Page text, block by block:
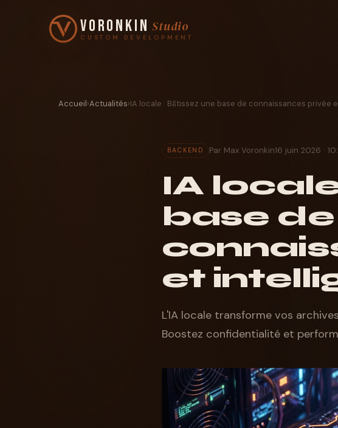
Voronkin Studio
CUSTOM DEVELOPMENT
Accueil›Actualités›IA locale : Bâtissez une base de connaissances privée
BACKEND Par Max Voronkin16 juin 2026 ·
IA
base de
et
L'IA locale transforme vos
Boostez confidentialité et